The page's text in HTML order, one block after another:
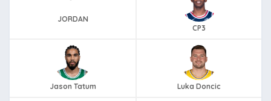
JORDAN
CP3
Jason Tatum Luka Doncic